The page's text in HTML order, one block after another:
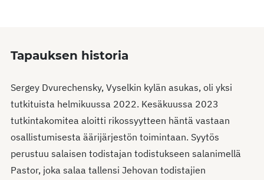
Tapauksen historia
Sergey Dvurechensky, Vyselkin kylän asukas, oli yksi
tutkituista helmikuussa 2022. Kesäkuussa 2023
tutkintakomitea aloitti rikossyytteen häntä vastaan
osallistumisesta äärijärjestön toimintaan. Syytös
perustuu salaisen todistajan todistukseen salanimellä
Pastor, joka salaa tallensi Jehovan todistajien